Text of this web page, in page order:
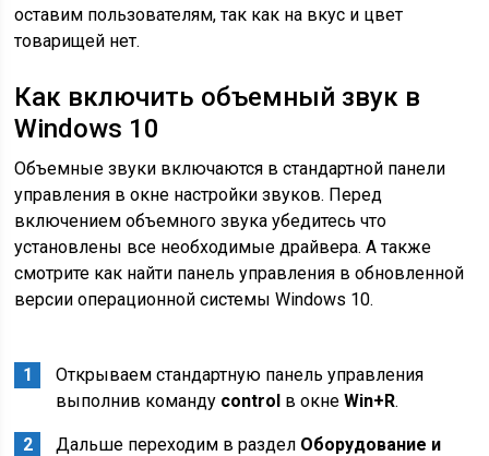
оставим пользователям, так как на вкус и цвет
товарищей нет.
Как включить объемный звук в
Windows 10
Объемные звуки включаются в стандартной панели
управления в окне настройки звуков. Перед
включением объемного звука убедитесь что
установлены все необходимые драйвера. А также
смотрите как найти панель управления в обновленной
версии операционной системы Windows 10.
Открываем стандартную панель управления
выполнив команду control в окнеWin+R.
Дальше переходим в раздел Оборудование и